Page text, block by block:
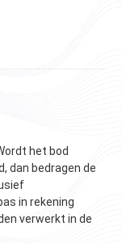
het bod
dan bedragen de
in rekening
verwerkt in de